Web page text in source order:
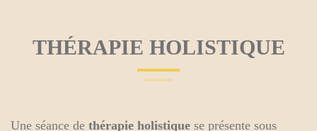
THÉRAPIE HOLISTIQUE
Une séance de thérapie holistique se présente sous